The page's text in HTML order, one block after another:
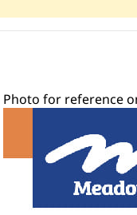
Photo for reference